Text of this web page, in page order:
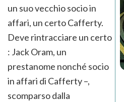
un suo vecchio socio in
affari, un certo Cafferty.
Deve rintracciare un certo
: Jack Oram, un
prestanome nonché socio
in affari di Cafferty –,
scomparso dalla